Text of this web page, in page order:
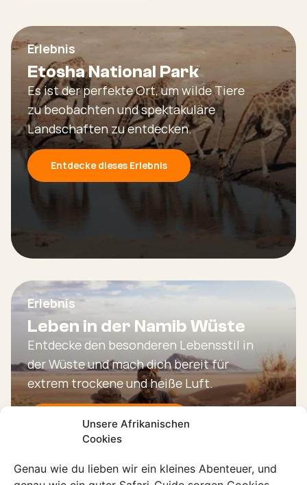
Unsere Afrikanischen
Cookies
Genau wie du lieben wir ein kleines Abenteuer, und
Erlebnis
Etosha National Park
Es ist der perfekte Ort, um wilde Tiere
zu beobachten und spektakuläre
Landschaften zu entdecken.
Entdecke dieses Erlebnis
Erlebnis
Leben in der Namib Wüste
Entdecke den besonderen Lebensstil in
der Wüste und mach dich bereit für
extrem trockene und heiße Luft.
Entdecke dieses Erlebnis